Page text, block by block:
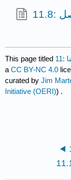
This page titled
aCC BY-NC 4.0
curated byJim
Initiative (OERI)) .